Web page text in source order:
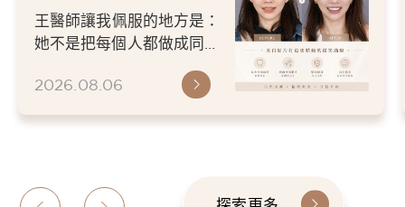
到自信笑容：美白貼片打
造更精緻的微笑曲線
王珮伊醫師在規劃貼片時，
除了考量牙齒本身條件，也
微笑方式等細節出發，協助
2026.06.26